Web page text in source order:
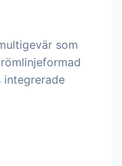
som
integrerade